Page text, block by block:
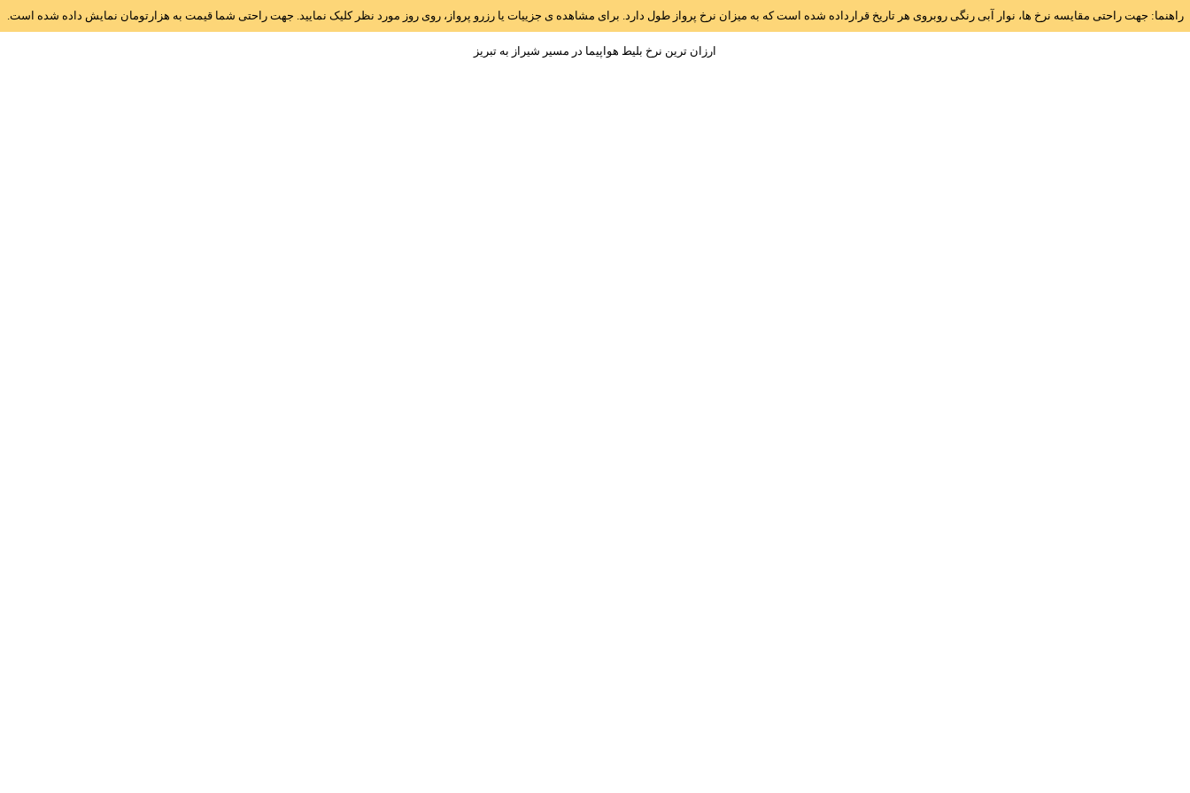
راهنما: جهت راحتی مقایسه نرخ ها، نوار آبی رنگی روبروی هر تاریخ قرارداده شده است که به میزان نرخ پرواز طول دارد. برای مشاهده ی جزییات یا رزرو پرواز، روی روز مورد نظر کلیک نمایید. جهت راحتی شما قیمت به هزارتومان نمایش داده شده است.
ارزان ترین نرخ بلیط هواپیما در مسیر شيراز به تبريز